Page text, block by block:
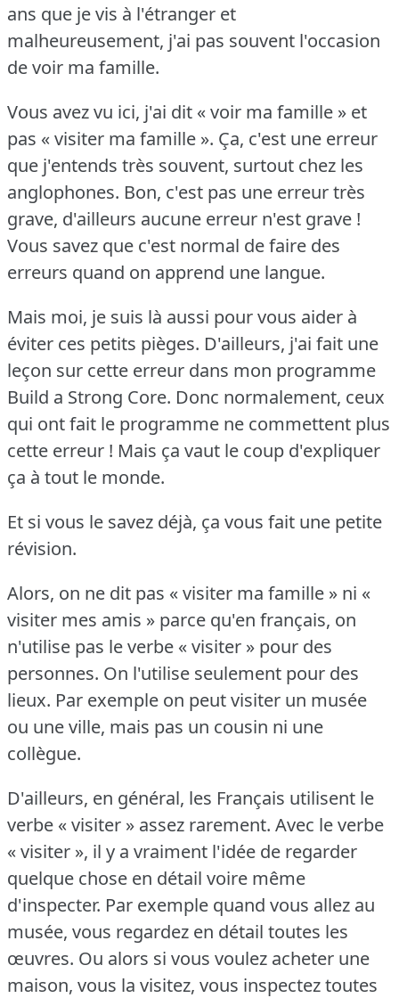
ans que je vis à l'étranger et
malheureusement, j'ai pas souvent l'occasion
de voir ma famille.
Vous avez vu ici, j'ai dit « voir ma famille » et
pas « visiter ma famille ». Ça, c'est une erreur
que j'entends très souvent, surtout chez les
anglophones. Bon, c'est pas une erreur très
grave, d'ailleurs aucune erreur n'est grave !
Vous savez que c'est normal de faire des
erreurs quand on apprend une langue.
Mais moi, je suis là aussi pour vous aider à
éviter ces petits pièges. D'ailleurs, j'ai fait une
leçon sur cette erreur dans mon programme
Build a Strong Core. Donc normalement, ceux
qui ont fait le programme ne commettent plus
cette erreur ! Mais ça vaut le coup d'expliquer
ça à tout le monde.
Et si vous le savez déjà, ça vous fait une petite
révision.
Alors, on ne dit pas « visiter ma famille » ni «
visiter mes amis » parce qu'en français, on
n'utilise pas le verbe « visiter » pour des
personnes. On l'utilise seulement pour des
lieux. Par exemple on peut visiter un musée
ou une ville, mais pas un cousin ni une
collègue.
D'ailleurs, en général, les Français utilisent le
verbe « visiter » assez rarement. Avec le verbe
« visiter », il y a vraiment l'idée de regarder
quelque chose en détail voire même
d'inspecter. Par exemple quand vous allez au
musée, vous regardez en détail toutes les
œuvres. Ou alors si vous voulez acheter une
maison, vous la visitez, vous inspectez toutes